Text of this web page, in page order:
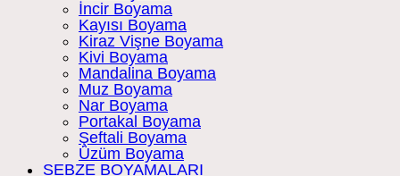
İncir Boyama
Kayısı Boyama
Kiraz Vişne Boyama
Kivi Boyama
Mandalina Boyama
Muz Boyama
Nar Boyama
Portakal Boyama
Şeftali Boyama
Üzüm Boyama
SEBZE BOYAMALARI